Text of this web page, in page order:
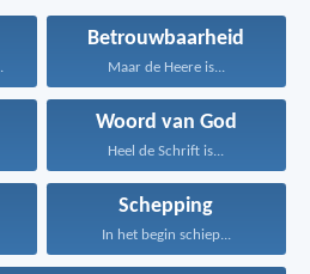
Betrouwbaarheid
Maar de Heere is...
Woord van God
Heel de Schrift is...
Schepping
In het begin schiep...